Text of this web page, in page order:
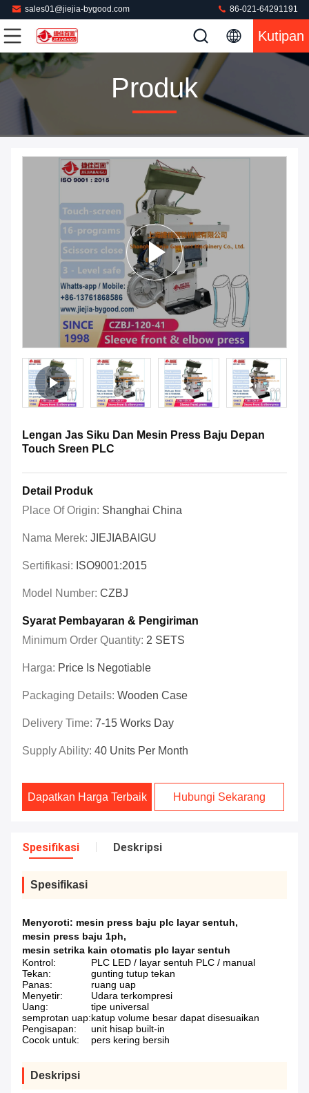
sales01@jiejia-bygood.com 86-021-64291191
Kutipan
Produk
Lengan Jas Siku Dan Mesin Press Baju Depan
Touch Sreen PLC
Detail Produk
Place Of Origin: Shanghai China
Nama Merek: JIEJIABAIGU
Sertifikasi: ISO9001:2015
Model Number: CZBJ
Syarat Pembayaran & Pengiriman
Minimum Order Quantity: 2 SETS
Harga: Price Is Negotiable
Packaging Details: Wooden Case
Delivery Time: 7-15 Works Day
Supply Ability: 40 Units Per Month
Dapatkan Harga Terbaik Hubungi Sekarang
Spesifikasi Deskripsi
Spesifikasi
Menyoroti: mesin press baju plc layar sentuh,
mesin press baju 1ph,
mesin setrika kain otomatis plc layar sentuh
Kontrol:
PLC LED / layar sentuh PLC / manual
Tekan:
gunting tutup tekan
Panas:
ruang uap
Menyetir:
Udara terkompresi
Uang:
tipe universal
semprotan uap:katup volume besar dapat disesuaikan
Pengisapan:
unit hisap built-in
Cocok untuk:
pers kering bersih
Deskripsi